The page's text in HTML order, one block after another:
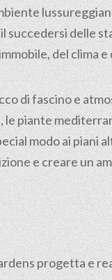
succedersi delle
del clima e
di fascino e
le piante
modo ai piani
e creare un
progetta e